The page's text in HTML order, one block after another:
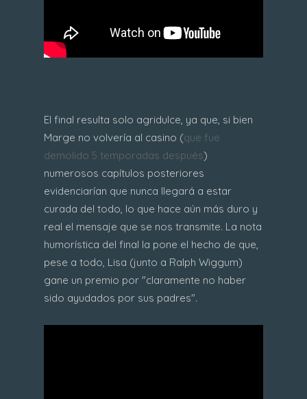
El final resulta solo agridulce, ya que, si bien
Marge no volvería al casino (que fue
demolido 5 temporadas después)
numerosos capítulos posteriores
evidenciarían que nunca llegará a estar
curada del todo, lo que hace aún más duro y
real el mensaje que se nos transmite. La nota
humorística del final la pone el hecho de que,
pese a todo, Lisa (junto a Ralph Wiggum)
gane un premio por "claramente no haber
sido ayudados por sus padres".